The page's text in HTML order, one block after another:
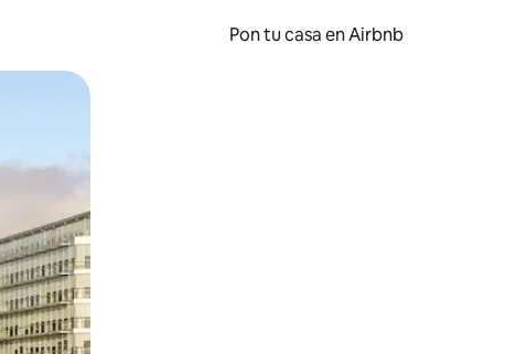
Pon tu casa en Airbnb